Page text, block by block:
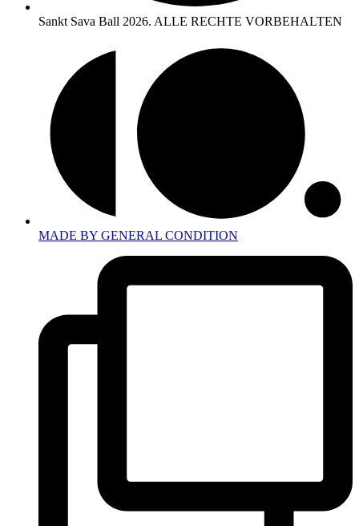
Sankt Sava Ball 2026. ALLE RECHTE VORBEHALTEN
MADE BY GENERAL CONDITION